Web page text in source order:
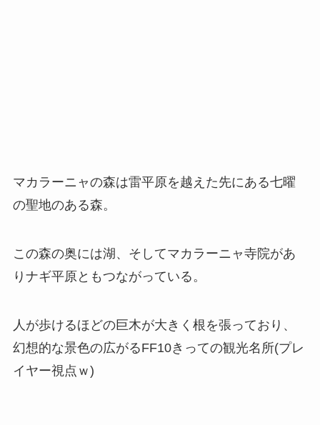
マカラーニャの森は雷平原を越えた先にある七曜
の聖地のある森。
この森の奥には湖、そしてマカラーニャ寺院があ
りナギ平原ともつながっている。
人が歩けるほどの巨木が大きく根を張っており、
幻想的な景色の広がるFF10きっての観光名所(プレ
イヤー視点ｗ)